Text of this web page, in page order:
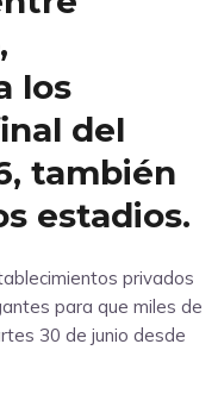
los
del
también
estadios.
privados
para que miles de
30 de junio desde